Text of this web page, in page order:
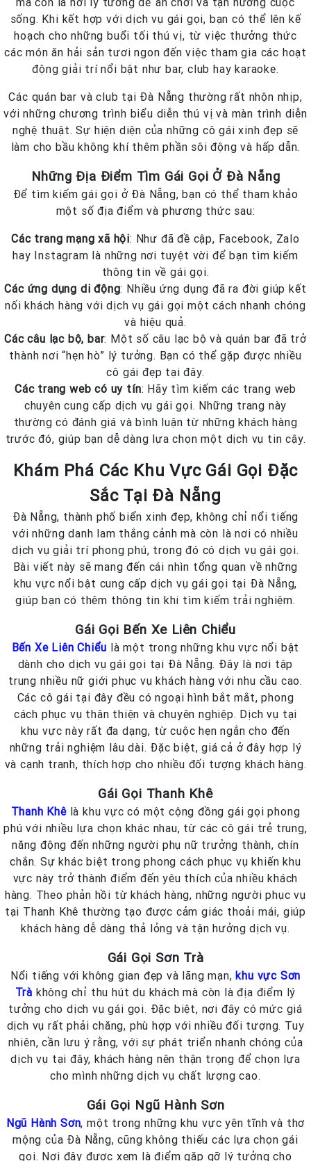
sống. Khi kết hợp với dịch vụ gái gọi, bạn có thể lên kế
hoạch cho những buổi tối thú vị, từ việc thưởng thức
các món ăn hải sản tươi ngon đến việc tham gia các hoạt
động giải trí nổi bật như bar, club hay karaoke.
Các quán bar và club tại Đà Nẵng thường rất nhộn nhịp,
với những chương trình biểu diễn thú vị và màn trình diễn
nghệ thuật. Sự hiện diện của những cô gái xinh đẹp sẽ
làm cho bầu không khí thêm phần sôi động và hấp dẫn.
Những Địa Điểm Tìm Gái Gọi Ở Đà Nẵng
Để tìm kiếm gái gọi ở Đà Nẵng, bạn có thể tham khảo
một số địa điểm và phương thức sau:
Các trang mạng xã hội: Như đã đề cập, Facebook, Zalo
hay Instagram là những nơi tuyệt vời để bạn tìm kiếm
thông tin về gái gọi.
Các ứng dụng di động: Nhiều ứng dụng đã ra đời giúp kết
nối khách hàng với dịch vụ gái gọi một cách nhanh chóng
và hiệu quả.
Các câu lạc bộ, bar: Một số câu lạc bộ và quán bar đã trở
thành nơi “hẹn hò” lý tưởng. Bạn có thể gặp được nhiều
cô gái đẹp tại đây.
Các trang web có uy tín: Hãy tìm kiếm các trang web
chuyên cung cấp dịch vụ gái gọi. Những trang này
thường có đánh giá và bình luận từ những khách hàng
trước đó, giúp bạn dễ dàng lựa chọn một dịch vụ tin cậy.
Khám Phá Các Khu Vực Gái Gọi Đặc
Sắc Tại Đà Nẵng
Đà Nẵng, thành phố biển xinh đẹp, không chỉ nổi tiếng
với những danh lam thắng cảnh mà còn là nơi có nhiều
dịch vụ giải trí phong phú, trong đó có dịch vụ gái gọi.
Bài viết này sẽ mang đến cái nhìn tổng quan về những
khu vực nổi bật cung cấp dịch vụ gái gọi tại Đà Nẵng,
giúp bạn có thêm thông tin khi tìm kiếm trải nghiệm.
Gái Gọi Bến Xe Liên Chiểu
Bến Xe Liên Chiểu là một trong những khu vực nổi bật
dành cho dịch vụ gái gọi tại Đà Nẵng. Đây là nơi tập
trung nhiều nữ giới phục vụ khách hàng với nhu cầu cao.
Các cô gái tại đây đều có ngoại hình bắt mắt, phong
cách phục vụ thân thiện và chuyên nghiệp. Dịch vụ tại
khu vực này rất đa dạng, từ cuộc hẹn ngắn cho đến
những trải nghiệm lâu dài. Đặc biệt, giá cả ở đây hợp lý
và cạnh tranh, thích hợp cho nhiều đối tượng khách hàng.
Gái Gọi Thanh Khê
Thanh Khêlà khu vực có một cộng đồng gái gọi phong
phú với nhiều lựa chọn khác nhau, từ các cô gái trẻ trung,
năng động đến những người phụ nữ trưởng thành, chín
chắn. Sự khác biệt trong phong cách phục vụ khiến khu
vực này trở thành điểm đến yêu thích của nhiều khách
hàng. Theo phản hồi từ khách hàng, những người phục vụ
tại Thanh Khê thường tạo được cảm giác thoải mái, giúp
khách hàng dễ dàng thả lỏng và tận hưởng dịch vụ.
Gái Gọi Sơn Trà
Nổi tiếng với không gian đẹp và lãng mạn,khu vực Sơn
Trà không chỉ thu hút du khách mà còn là địa điểm lý
tưởng cho dịch vụ gái gọi. Đặc biệt, nơi đây có mức giá
dịch vụ rất phải chăng, phù hợp với nhiều đối tượng. Tuy
nhiên, cần lưu ý rằng, với sự phát triển nhanh chóng của
dịch vụ tại đây, khách hàng nên thận trọng để chọn lựa
cho mình những dịch vụ chất lượng cao.
Gái Gọi Ngũ Hành Sơn
Ngũ Hành Sơn, một trong những khu vực yên tĩnh và thơ
mộng của Đà Nẵng, cũng không thiếu các lựa chọn gái
gọi. Nơi đây được xem là điểm gặp gỡ lý tưởng cho